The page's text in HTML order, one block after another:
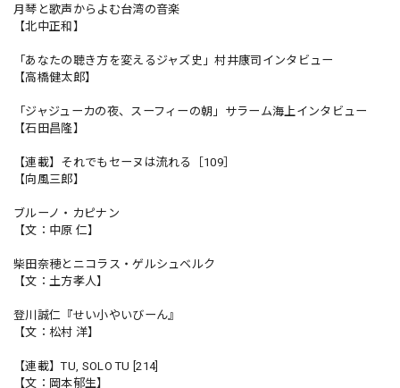
月琴と歌声からよむ台湾の音楽
【北中正和】
「あなたの聴き方を変えるジャズ史」村井康司インタビュー
【高橋健太郎】
「ジャジューカの夜、スーフィーの朝」サラーム海上インタビュー
【石田昌隆】
【連載】それでもセーヌは流れる［109］
【向風三郎】
ブルーノ・カピナン
【文：中原 仁】
柴田奈穂とニコラス・ゲルシュベルク
【文：土方孝人】
登川誠仁『せい小やいびーん』
【文：松村 洋】
【連載】TU, SOLO TU [214]
【文：岡本郁生】